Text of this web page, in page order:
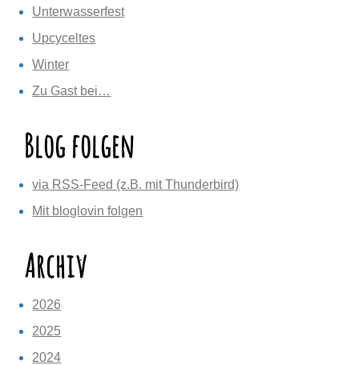
Unterwasserfest
Upcyceltes
Winter
Zu Gast bei…
Blog folgen
via RSS-Feed (z.B. mit Thunderbird)
Mit bloglovin folgen
Archiv
2026
2025
2024